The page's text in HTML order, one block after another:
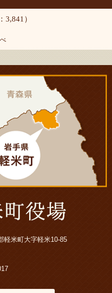
3,841）
軽米町大字軽米10-85